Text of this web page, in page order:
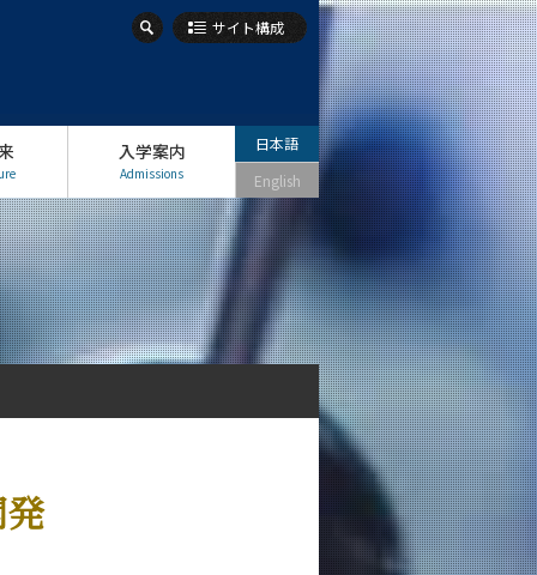
サイト構成
入学案内
Admissions
日本語
English